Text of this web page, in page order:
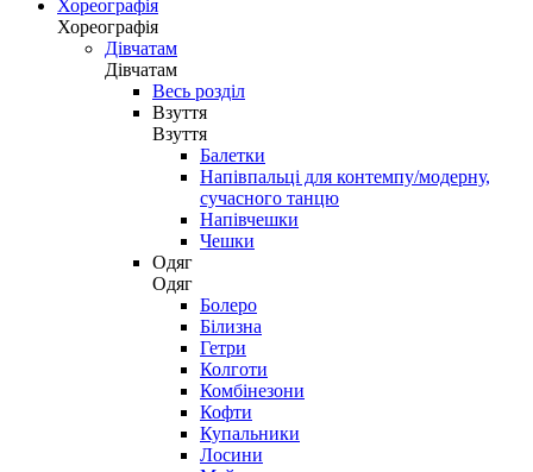
Хореографія
Хореографія
Дівчатам
Дівчатам
Весь розділ
Взуття
Взуття
Балетки
Напівпальці для контемпу/модерну,
сучасного танцю
Напівчешки
Чешки
Одяг
Одяг
Болеро
Білизна
Гетри
Колготи
Комбінезони
Кофти
Купальники
Лосини